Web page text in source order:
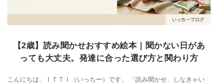
【2歳】読み聞かせおすすめ絵本｜聞かない日があ
っても大丈夫。発達に合った選び方と関わり方
こんにちは、ＩＴＴＩ（いっちー）です。 「読み聞かせ、しなきゃい